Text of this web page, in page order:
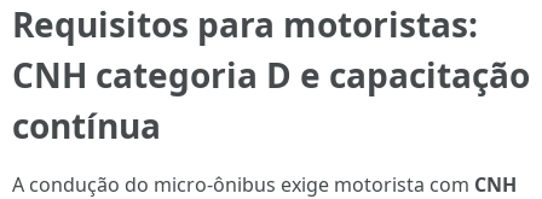
Requisitos para motoristas:
CNH categoria D e capacitação
contínua
A condução do micro-ônibus exige motorista com CNH